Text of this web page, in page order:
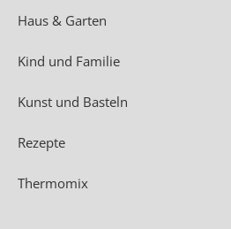
Haus & Garten
Kind und Familie
Kunst und Basteln
Rezepte
Thermomix